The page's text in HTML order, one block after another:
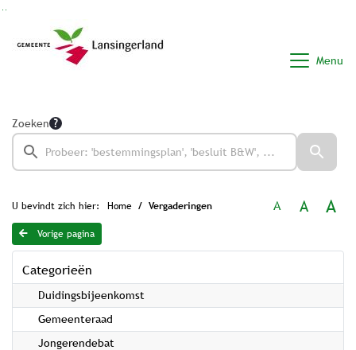
Menu
Zoeken
U bevindt zich hier: Home Vergaderingen A A A
Vorige pagina
Categorieën
Duidingsbijeenkomst
Gemeenteraad
Jongerendebat